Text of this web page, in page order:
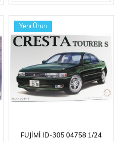
YARIŞ ARACI PLASTIK MODEL
KI
FUJIMI ID-305 04758 1/24
Yeni Ürün